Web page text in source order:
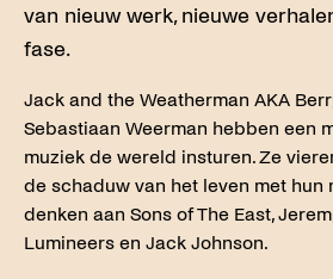
van nieuw werk, nieuwe
fase.
Jack and the Weatherman AKA
Sebastiaan Weerman hebben een
muziek de wereld insturen. Ze
de schaduw van het leven met hun
denken aan Sons of The East,
Lumineers en Jack Johnson.